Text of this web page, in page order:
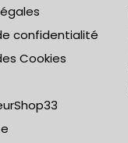
confidentialité
Cookies